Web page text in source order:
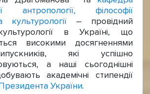
антропології, філософії
– провідний
в Україні, що
високими досягненнями
які успішно
а наші сьогоднішні
академічні стипендії
України.